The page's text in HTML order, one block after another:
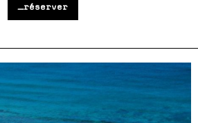
_réserver